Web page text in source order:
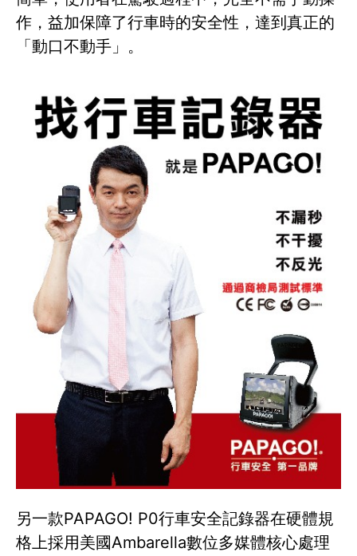
作，益加保障了行車時的安全性，達到真正的
「動口不動手」。
另一款PAPAGO! P0行車安全記錄器在硬體規
格上採用美國Ambarella數位多媒體核心處理